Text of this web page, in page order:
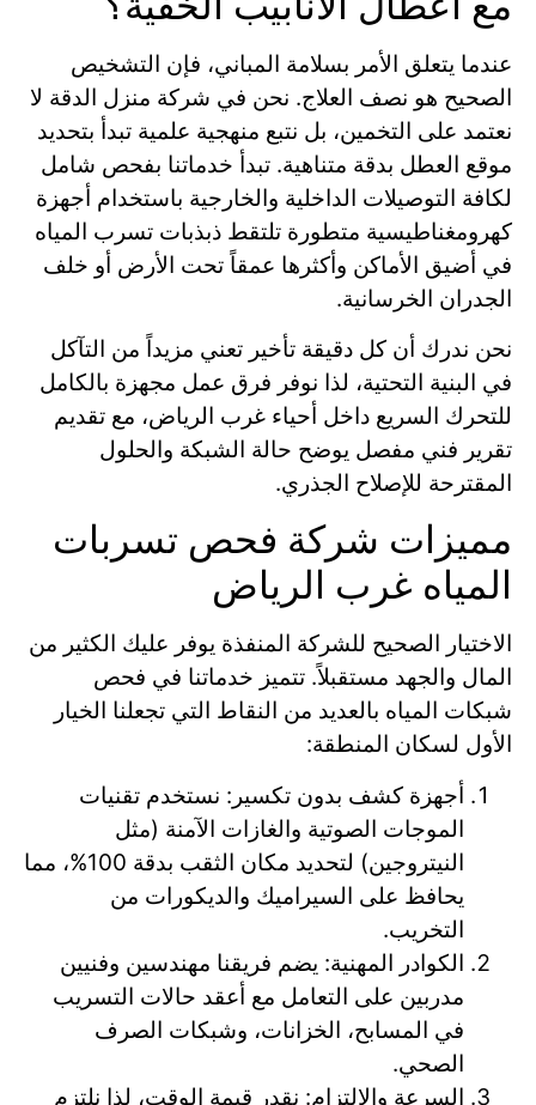
عندما يتعلق الأمر بسلامة المباني، فإن التشخيص
الصحيح هو نصف العلاج. نحن في شركة منزل الدقة لا
نعتمد على التخمين، بل نتبع منهجية علمية تبدأ بتحديد
موقع العطل بدقة متناهية. تبدأ خدماتنا بفحص شامل
لكافة التوصيلات الداخلية والخارجية باستخدام أجهزة
كهرومغناطيسية متطورة تلتقط ذبذبات تسرب المياه
في أضيق الأماكن وأكثرها عمقاً تحت الأرض أو خلف
الجدران الخرسانية.
نحن ندرك أن كل دقيقة تأخير تعني مزيداً من التآكل
في البنية التحتية، لذا نوفر فرق عمل مجهزة بالكامل
للتحرك السريع داخل أحياء غرب الرياض، مع تقديم
تقرير فني مفصل يوضح حالة الشبكة والحلول
المقترحة للإصلاح الجذري.
مميزات شركة فحص تسربات
المياه غرب الرياض
الاختيار الصحيح للشركة المنفذة يوفر عليك الكثير من
المال والجهد مستقبلاً. تتميز خدماتنا في فحص
شبكات المياه بالعديد من النقاط التي تجعلنا الخيار
الأول لسكان المنطقة:
أجهزة كشف بدون تكسير: نستخدم تقنيات
الموجات الصوتية والغازات الآمنة (مثل
النيتروجين) لتحديد مكان الثقب بدقة 100%، مما
يحافظ على السيراميك والديكورات من
التخريب.
الكوادر المهنية: يضم فريقنا مهندسين وفنيين
مدربين على التعامل مع أعقد حالات التسريب
في المسابح، الخزانات، وشبكات الصرف
الصحي.
السرعة والالتزام: نقدر قيمة الوقت، لذا نلتزم